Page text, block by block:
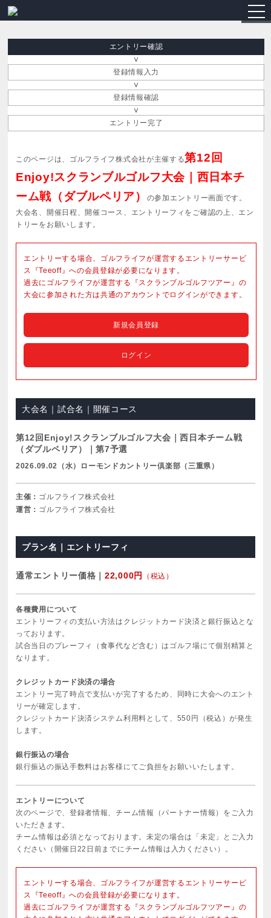
エントリー確認
登録情報入力
登録情報確認
エントリー完了
このページは、ゴルフライフ株式会社が主催する第12回
Enjoy!スクランブルゴルフ大会｜西日本チ
ーム戦（ダブルペリア）
の参加エントリー画面です。
大会名、開催日程、開催コース、エントリーフィをご確認の上、エン
トリーをお願いします。
エントリーする場合、ゴルフライフが運営するエントリーサービ
ス『Teeoff』への会員登録が必要になります。
過去にゴルフライフが運営する『スクランブルゴルフツアー』の
大会に参加された方は共通のアカウントでログインができます。
新規会員登録
ログイン
大会名｜試合名｜開催コース
第12回Enjoy!スクランブルゴルフ大会｜西日本チーム戦
（ダブルペリア）｜第7予選
2026.09.02（水）ローモンドカントリー倶楽部（三重県）
主催： ゴルフライフ株式会社
運営： ゴルフライフ株式会社
プラン名｜エントリーフィ
通常エントリー価格｜22,000円 （税込）
各種費用について
エントリーフィの支払い方法はクレジットカード決済と銀行振込とな
っております。
試合当日のプレーフィ（食事代など含む）はゴルフ場にて個別精算と
なります。
クレジットカード決済の場合
エントリー完了時点で支払いが完了するため、同時に大会へのエント
リーが確定します。
クレジットカード決済システム利用料として、550円（税込）が発生
します。
銀行振込の場合
銀行振込の振込手数料はお客様にてご負担をお願いいたします。
エントリーについて
次のページで、登録者情報、チーム情報（パートナー情報）をご入力
いただきます。
チーム情報は必須となっております。未定の場合は「未定」とご入力
ください（開催日22日前までにチーム情報は入力ください）。
エントリーする場合、ゴルフライフが運営するエントリーサービ
ス『Teeoff』への会員登録が必要になります。
過去にゴルフライフが運営する『スクランブルゴルフツアー』の